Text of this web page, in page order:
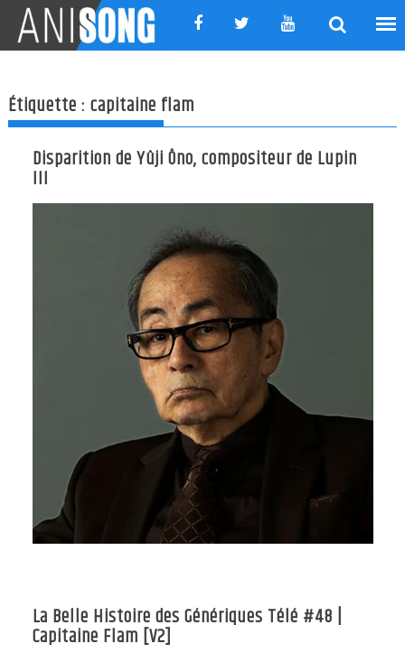
content
Étiquette :capitaine flam
Disparition de Yûji Ôno, compositeur de Lupin
III
La Belle Histoire des Génériques Télé #48 |
Capitaine Flam [V2]